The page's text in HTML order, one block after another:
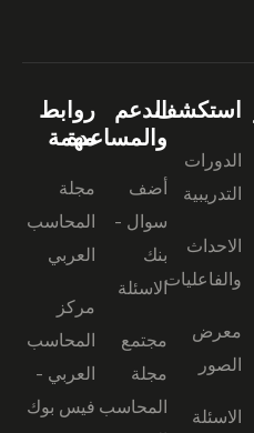
استكشف
الدورات
التدريبية
الاحداث
والفاعليات
معرض
الصور
الاسئلة
الدعم
والمساعدة
أضف
سوال -
بنك
الاسئلة
مجتمع
مجلة
المحاسب
روابط
مهمة
مجلة
المحاسب
العربي
مركز
المحاسب
العربي -
فيس بوك